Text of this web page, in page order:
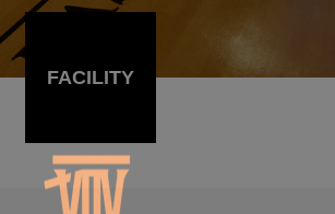
FACILITY